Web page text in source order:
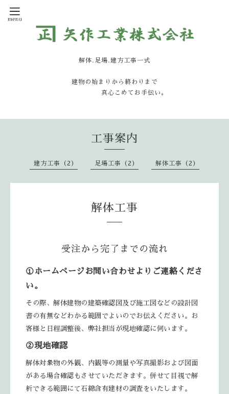
解体.足場.建方工事一式
建物の始まりから終わりまで
真心こめてお手伝い。
工事案内
建方工事（2） 足場工事（2） 解体工事（2）
解体工事
受注から完了までの流れ
①ホームページお問い合わせよりご連絡くださ
い。
その際、解体建物の建築確認図及び施工図などの設計図
書の有無などわかる範囲でよいのでお伝えください。お
客様と日程調整後、弊社担当が現地確認に伺います。
②現地確認
解体対象物の外観、内観等の測量や写真撮影および図面
がある場合確認もさせていただきます。併せて目視で解
析できる範囲にて石綿含有建材の調査をいたします。